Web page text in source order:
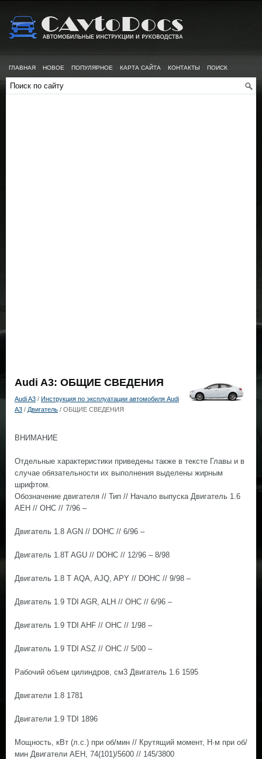
ГЛАВНАЯ НОВОЕ ПОПУЛЯРНОЕ КАРТА САЙТА КОНТАКТЫ ПОИСК
Audi A3: ОБЩИЕ СВЕДЕНИЯ
Audi A3 / Инструкция по эксплуатации автомобиля Audi
A3 / Двигатель / ОБЩИЕ СВЕДЕНИЯ
ВНИМАНИЕ
Отдельные характеристики приведены также в тексте Главы и в
случае обязательности их выполнения выделены жирным
шрифтом.
Обозначение двигателя // Тип // Начало выпуска Двигатель 1.6
AEH // OHC // 7/96 –
Двигатель 1.8 AGN // DOHC // 6/96 –
Двигатель 1.8T AGU // DOHC // 12/96 – 8/98
Двигатель 1.8 Т AQA, AJQ, APY // DOHC // 9/98 –
Двигатель 1.9 TDI AGR, ALH // OHC // 6/96 –
Двигатель 1.9 TDI AHF // OHC // 1/98 –
Двигатель 1.9 TDI ASZ // OHC // 5/00 –
Рабочий объем цилиндров, см3 Двигатель 1.6 1595
Двигатели 1.8 1781
Двигатели 1.9 TDI 1896
Мощность, кВт (л.с.) при об/мин // Крутящий момент, H·м при об/
мин Двигатели AEH, 74(101)/5600 // 145/3800